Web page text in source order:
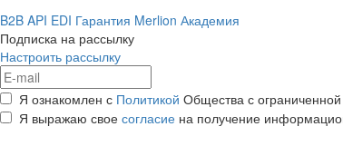
B2B API EDI Гарантия Merlion Академия
Подписка на рассылку
Настроить рассылку
Я ознакомлен с Политикой Общества с
Я выражаю свое согласие на получение